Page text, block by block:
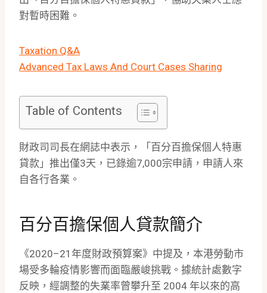
對暫時困難。
Taxation Q&A
Advanced Tax Laws And Court Cases Sharing
Table of Contents
財政司司長在網誌中表示，「百分百擔保個人特惠
貸款」推出僅3天，已錄逾7,000宗申請，申請人來
自各行各業。
百分百擔保個人貸款簡介
《2020–21年度財政預算案》中提及，本港勞動市
場受多輪疫情影響而面臨嚴峻挑戰。據統計處數字
反映，經調整的失業率曾攀升至 2004 年以來的高